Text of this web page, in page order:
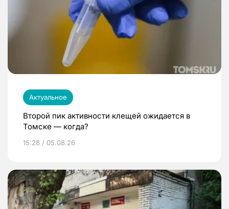
Актуальное
Второй пик активности клещей ожидается в
Томске — когда?
15:28 / 05.08.26